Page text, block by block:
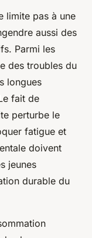
limite pas à une
aussi des
Parmi les
des troubles du
longues
fait de
perturbe le
fatigue et
doivent
jeunes
durable du